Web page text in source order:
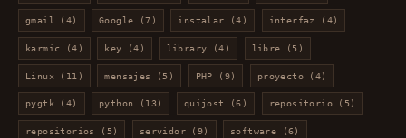
gmail (4) Google (7) instalar (4) interfaz (4)
karmic (4) key (4) library (4) libre (5)
Linux (11) mensajes (5) PHP (9) proyecto (4)
pygtk(4) python (13) quijost (6) repositorio (5)
repositorios (5) servidor(9) software (6)